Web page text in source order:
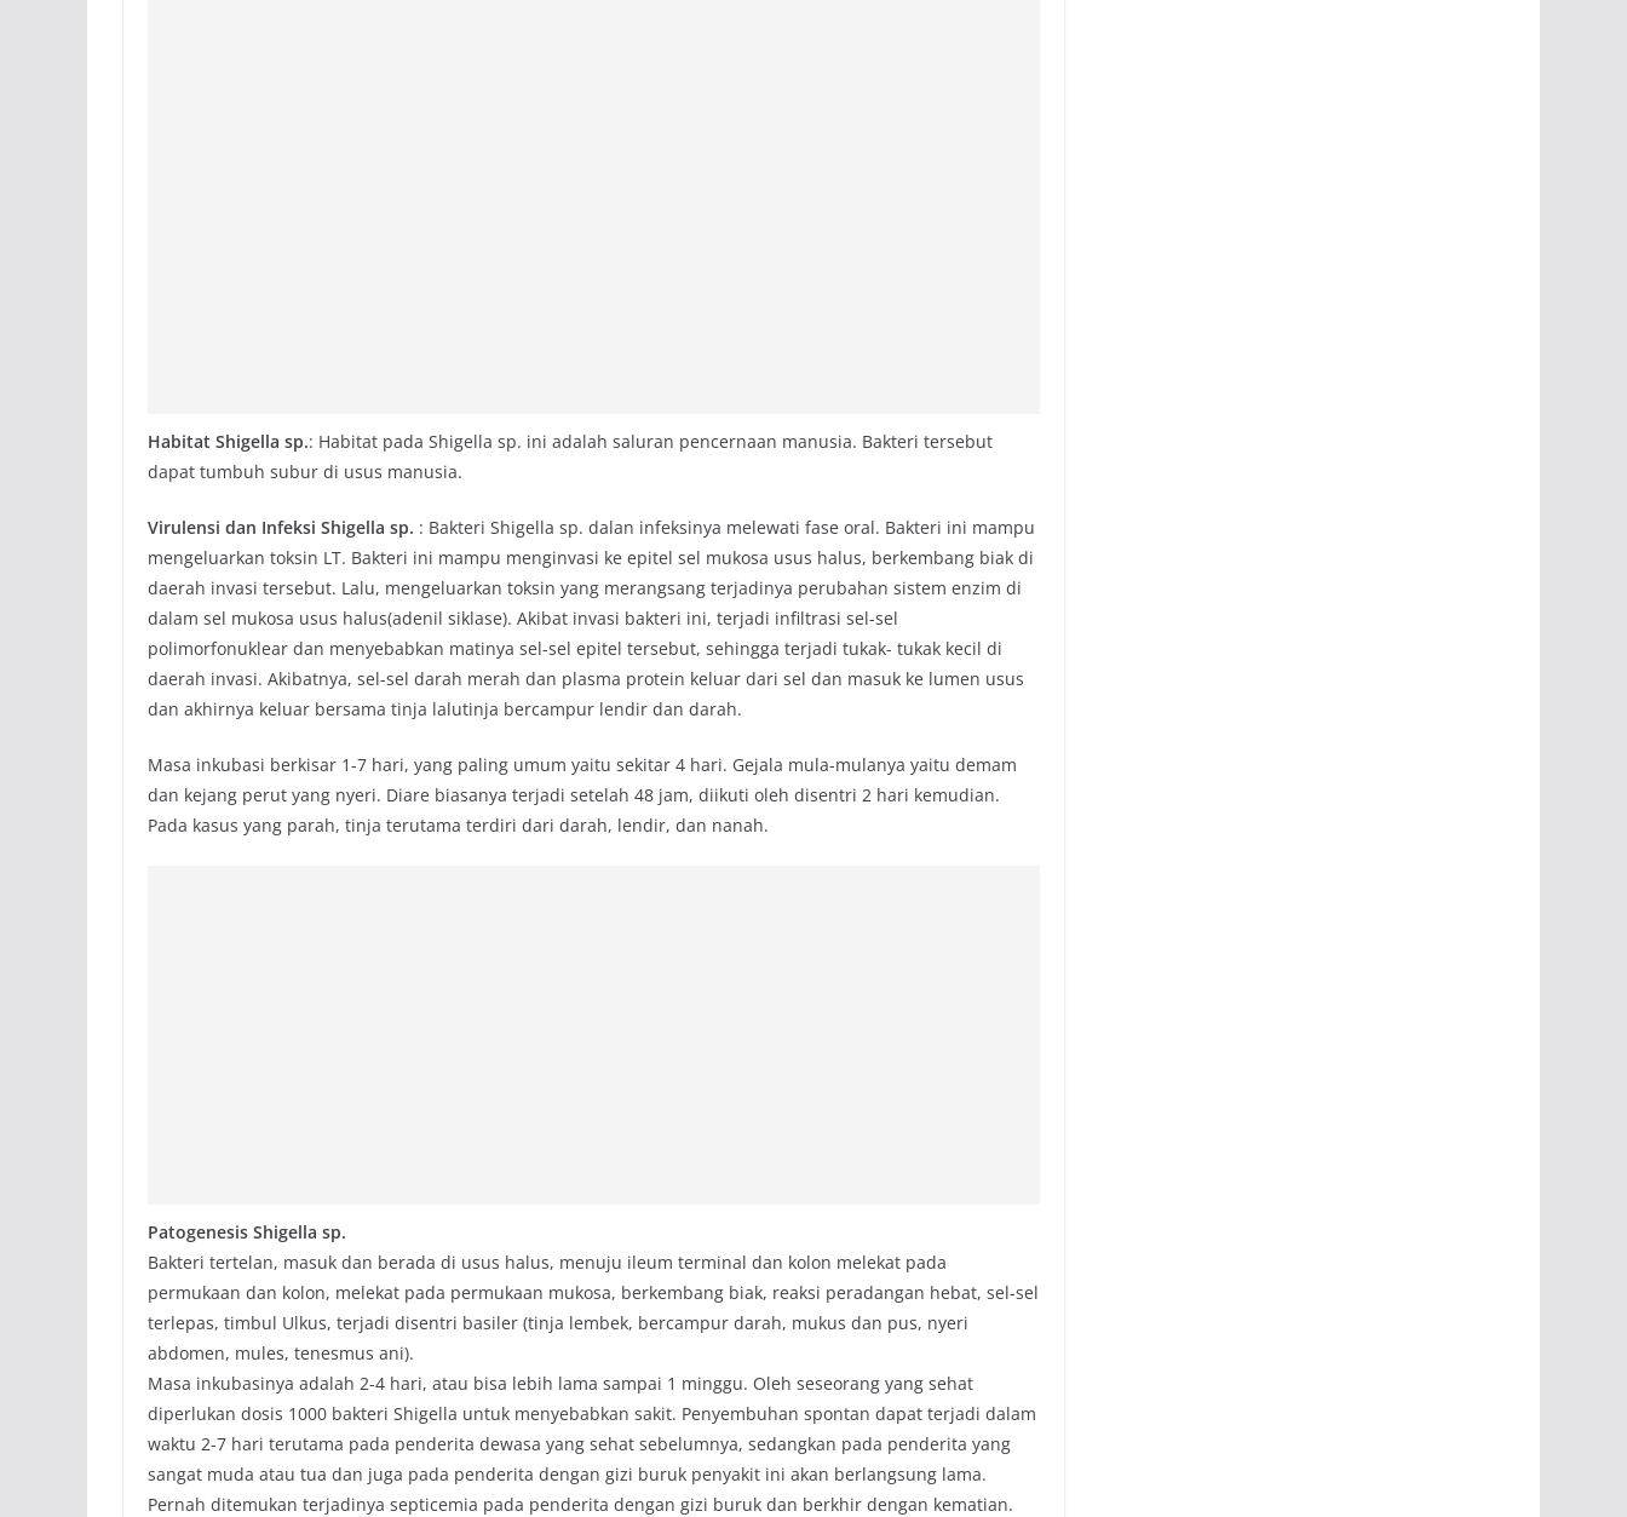
Habitat Shigella sp.: Habitat pada Shigella sp. ini adalah saluran pencernaan manusia. Bakteri tersebut
dapat tumbuh subur di usus manusia.
Virulensi dan Infeksi Shigella sp. : Bakteri Shigella sp. dalan infeksinya melewati fase oral. Bakteri ini mampu
mengeluarkan toksin LT. Bakteri ini mampu menginvasi ke epitel sel mukosa usus halus, berkembang biak di
daerah invasi tersebut. Lalu, mengeluarkan toksin yang merangsang terjadinya perubahan sistem enzim di
dalam sel mukosa usus halus(adenil siklase). Akibat invasi bakteri ini, terjadi infiltrasi sel-sel
polimorfonuklear dan menyebabkan matinya sel-sel epitel tersebut, sehingga terjadi tukak- tukak kecil di
daerah invasi. Akibatnya, sel-sel darah merah dan plasma protein keluar dari sel dan masuk ke lumen usus
dan akhirnya keluar bersama tinja lalutinja bercampur lendir dan darah.
Masa inkubasi berkisar 1-7 hari, yang paling umum yaitu sekitar 4 hari. Gejala mula-mulanya yaitu demam
dan kejang perut yang nyeri. Diare biasanya terjadi setelah 48 jam, diikuti oleh disentri 2 hari kemudian.
Pada kasus yang parah, tinja terutama terdiri dari darah, lendir, dan nanah.
Patogenesis Shigella sp.
Bakteri tertelan, masuk dan berada di usus halus, menuju ileum terminal dan kolon melekat pada
permukaan dan kolon, melekat pada permukaan mukosa, berkembang biak, reaksi peradangan hebat, sel-sel
terlepas, timbul Ulkus, terjadi disentri basiler (tinja lembek, bercampur darah, mukus dan pus, nyeri
abdomen, mules, tenesmus ani).
Masa inkubasinya adalah 2-4 hari, atau bisa lebih lama sampai 1 minggu. Oleh seseorang yang sehat
diperlukan dosis 1000 bakteri Shigella untuk menyebabkan sakit. Penyembuhan spontan dapat terjadi dalam
waktu 2-7 hari terutama pada penderita dewasa yang sehat sebelumnya, sedangkan pada penderita yang
sangat muda atau tua dan juga pada penderita dengan gizi buruk penyakit ini akan berlangsung lama.
Pernah ditemukan terjadinya septicemia pada penderita dengan gizi buruk dan berkhir dengan kematian.